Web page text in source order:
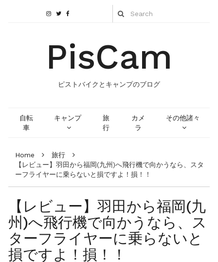
PisCam
ピストバイクとキャンプのブログ
自転
車
キャンプ
旅
行
カメ
ラ
その他諸々
Home
旅行
【レビュー】羽田から福岡(九州)へ飛行機で向かうなら、スタ
ーフライヤーに乗らないと損ですよ！損！！
【レビュー】羽田から福岡(九
州)へ飛行機で向かうなら、ス
ターフライヤーに乗らないと
損ですよ！損！！